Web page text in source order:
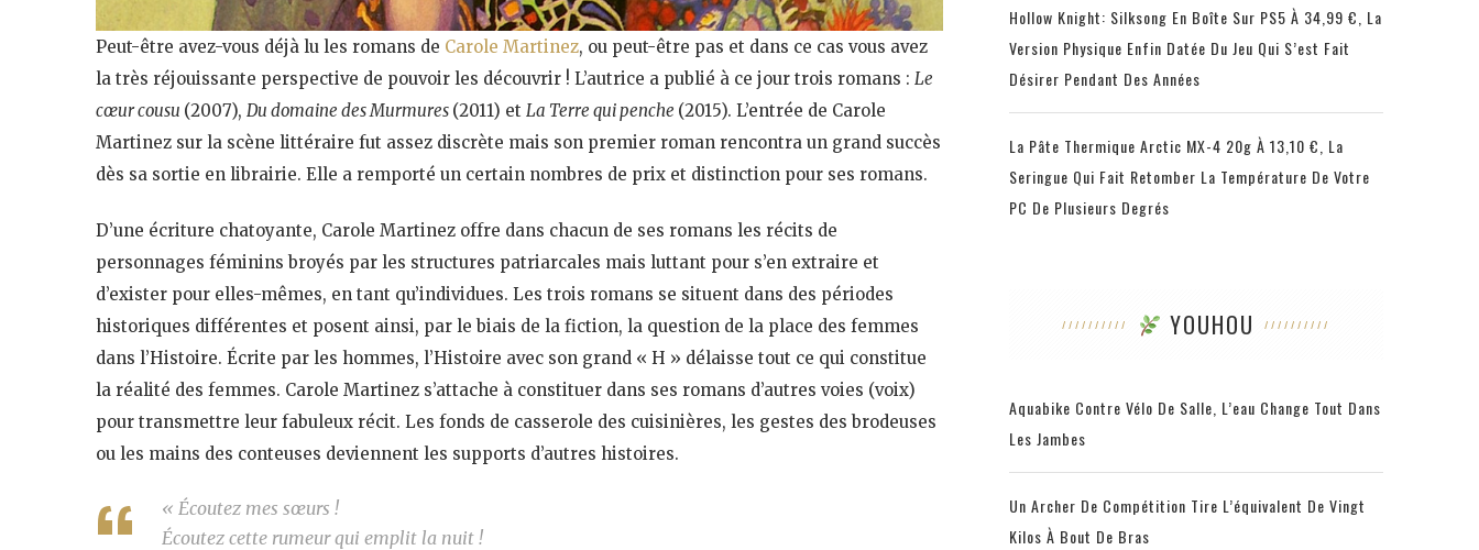
Peut-être avez-vous déjà lu les romans de Carole Martinez, ou peut-être pas et dans ce cas vous avez
la très réjouissante perspective de pouvoir les découvrir ! L’autrice a publié à ce jour trois romans : Le
cœur cousu (2007), Du domaine des Murmures (2011) et La Terre qui penche (2015). L’entrée de Carole
Martinez sur la scène littéraire fut assez discrète mais son premier roman rencontra un grand succès
dès sa sortie en librairie. Elle a remporté un certain nombres de prix et distinction pour ses romans.
D’une écriture chatoyante, Carole Martinez offre dans chacun de ses romans les récits de
personnages féminins broyés par les structures patriarcales mais luttant pour s’en extraire et
d’exister pour elles-mêmes, en tant qu’individues. Les trois romans se situent dans des périodes
historiques différentes et posent ainsi, par le biais de la fiction, la question de la place des femmes
dans l’Histoire. Écrite par les hommes, l’Histoire avec son grand « H » délaisse tout ce qui constitue
la réalité des femmes. Carole Martinez s’attache à constituer dans ses romans d’autres voies (voix)
pour transmettre leur fabuleux récit. Les fonds de casserole des cuisinières, les gestes des brodeuses
ou les mains des conteuses deviennent les supports d’autres histoires.
« Écoutez mes sœurs !
Écoutez cette rumeur qui emplit la nuit !
Hollow Knight: Silksong En Boîte Sur PS5 À 34,99 €, La
Version Physique Enfin Datée Du Jeu Qui S’est Fait
Désirer Pendant Des Années
La Pâte Thermique Arctic MX-4 20g À 13,10 €, La
Seringue Qui Fait Retomber La Température De Votre
PC De Plusieurs Degrés
YOUHOU
Aquabike Contre Vélo De Salle, L’eau Change Tout Dans
Les Jambes
Un Archer De Compétition Tire L’équivalent De Vingt
Kilos À Bout De Bras